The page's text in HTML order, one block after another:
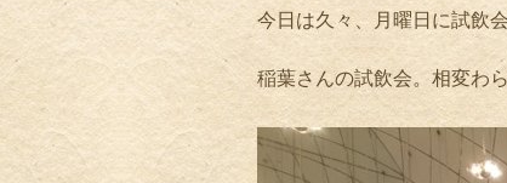
今日は久々、月曜日に試飲
稲葉さんの試飲会。相変わ